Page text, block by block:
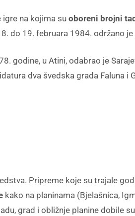
na kojima su oboreni brojni
do 19. februara 1984. održano
godine, u Atini, odabrao je
dva švedska grada Faluna i
Pripreme koje su trajale
kako na planinama (Bjelašnica,
grad i obližnje planine dobile